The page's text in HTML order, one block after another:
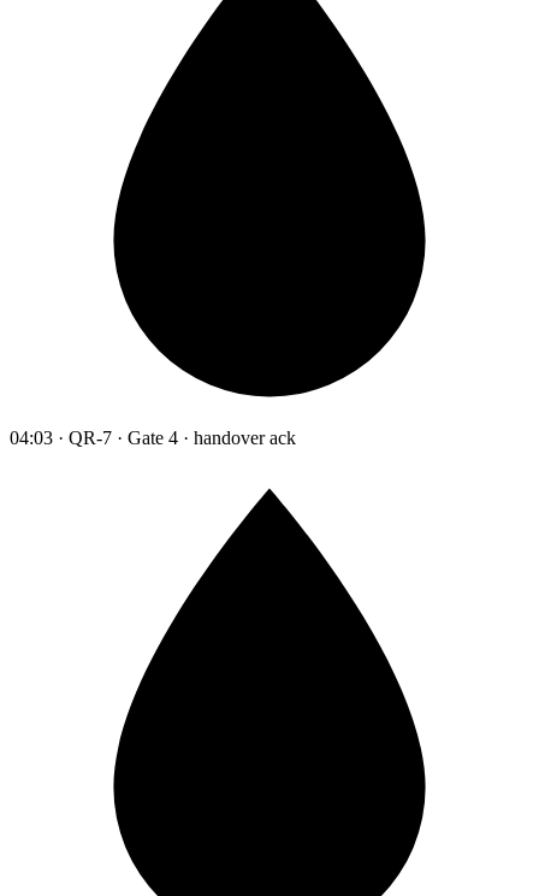
04:03 · QR-7 · Gate 4 · handover ack